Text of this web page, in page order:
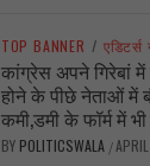
TOP BANNER / एडिटर्स
कांग्रेस अपने गिरेबां में
होने के पीछे नेताओं में
कमी,डमी के फॉर्म में
BY POLITICSWALA /